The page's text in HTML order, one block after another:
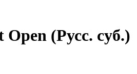
Open (Русс. суб.)